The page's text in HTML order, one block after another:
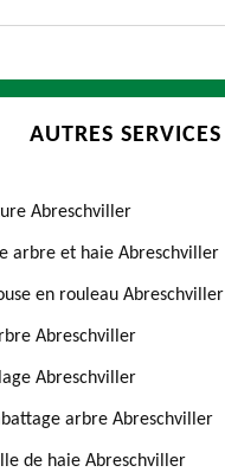
AUTRES SERVICES
Abreschviller
arbre et haie Abreschviller
en rouleau Abreschviller
Abreschviller
Abreschviller
arbre Abreschviller
de haie Abreschviller